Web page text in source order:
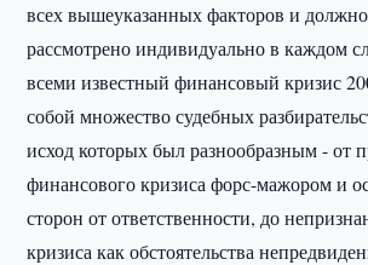
всех вышеуказанных факторов и
рассмотрено индивидуально в каждом
всеми известный финансовый кризис
собой множество судебных
исход которых был разнообразным - от
финансового кризиса форс-мажором и
сторон от ответственности, до
кризиса как обстоятельства